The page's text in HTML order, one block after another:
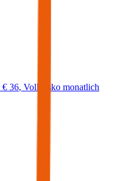
€ 36, Vollkasko monatlich